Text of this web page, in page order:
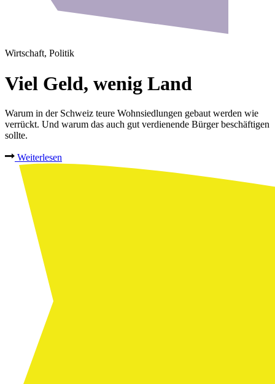
Wirtschaft, Politik
Viel Geld, wenig Land
Warum in der Schweiz teure Wohnsiedlungen gebaut werden wie
verrückt. Und warum das auch gut verdienende Bürger beschäftigen
sollte.
Weiterlesen